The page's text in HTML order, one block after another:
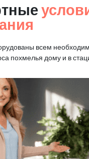
всем
похмелья дому и в